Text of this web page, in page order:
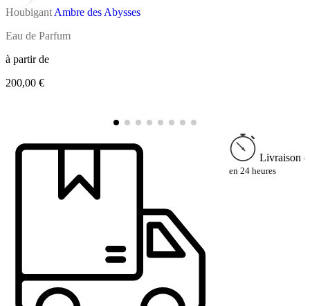
Houbigant Ambre des Abysses
Eau de Parfum
à partir de
200,00 €
Livraison
en 24 heures